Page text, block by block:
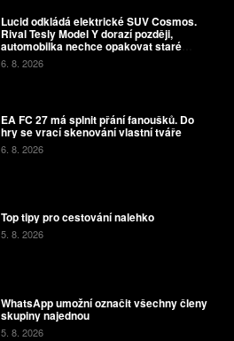
Lucid odkládá elektrické SUV Cosmos.
Rival Tesly Model Y dorazí později,
automobilka nechce opakovat staré
chyby
6. 8. 2026
EA FC 27 má splnit přání fanoušků. Do
hry se vrací skenování vlastní tváře
6. 8. 2026
Top tipy pro cestování nalehko
5. 8. 2026
WhatsApp umožní označit všechny členy
skupiny najednou
5. 8. 2026